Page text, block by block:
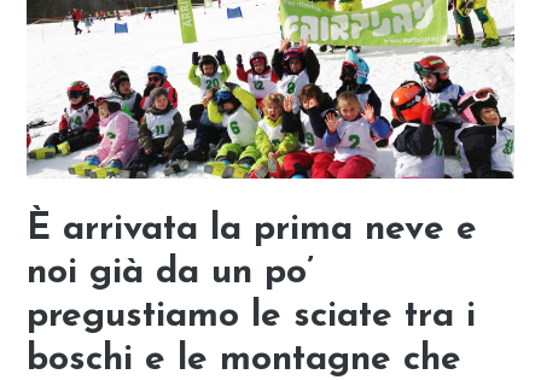
È arrivata la prima neve e
noi già da un po’
pregustiamo le sciate tra i
boschi e le montagne che